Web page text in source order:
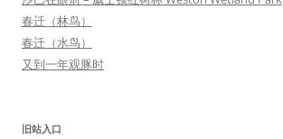
春迁（林鸟）
春迁（水鸟）
又到一年观豚时
旧站入口